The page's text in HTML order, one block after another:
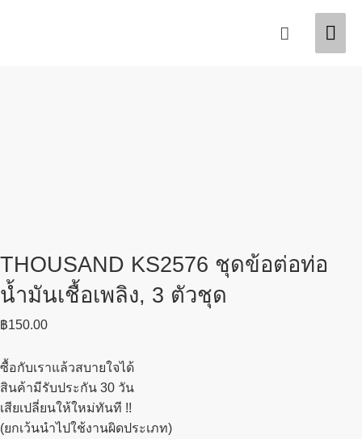
Search
THOUSAND KS2576 ชุดข้อต่อท่อ
น้ำมันเชื้อเพลิง, 3 ตัวชุด
฿150.00
ซื้อกับเราแล้วสบายใจได้
สินค้ามีรับประกัน 30 วัน
เสียเปลี่ยนให้ใหม่ทันที !!
(ยกเว้นนำไปใช้งานผิดประเภท)